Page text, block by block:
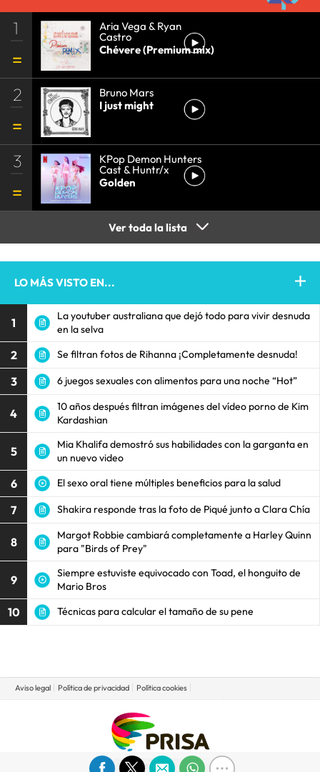
1 Aria Vega & Ryan
Castro
Chévere (Premium mix)
2
Bruno Mars
I just might
3 KPop Demon Hunters
Cast & Huntr/x
Golden
Ver toda la lista
LO MÁS VISTO EN...
1
La youtuber australiana que dejó todo para vivir desnuda
en la selva
2 Se filtran fotos de Rihanna ¡Completamente desnuda!
3 6 juegos sexuales con alimentos para una noche “Hot”
4
10 años después filtran imágenes del vídeo porno de Kim
Kardashian
5
Mia Khalifa demostró sus habilidades con la garganta en
un nuevo video
6 El sexo oral tiene múltiples beneficios para la salud
7 Shakira responde tras la foto de Piqué junto a Clara Chía
8
Margot Robbie cambiará completamente a Harley Quinn
para "Birds of Prey"
9
Siempre estuviste equivocado con Toad, el honguito de
Mario Bros
10 Técnicas para calcular el tamaño de su pene
Aviso legal Política de privacidad Política cookies